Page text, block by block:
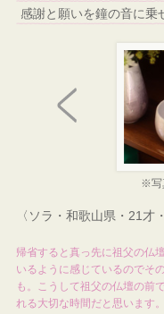
感謝と願いを鐘の音に乗
※写
〈ソラ・和歌山県・21才
帰省すると真っ先に祖父の仏
いるように感じているのでそ
も。こうして祖父の仏壇の前
れる大切な時間だと思います。